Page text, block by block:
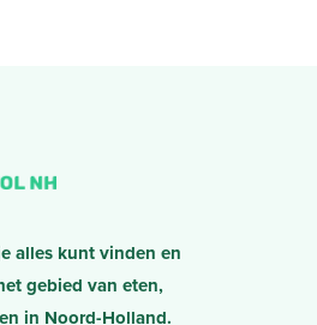
alles kunt vinden en
gebied van eten,
in Noord-Holland.